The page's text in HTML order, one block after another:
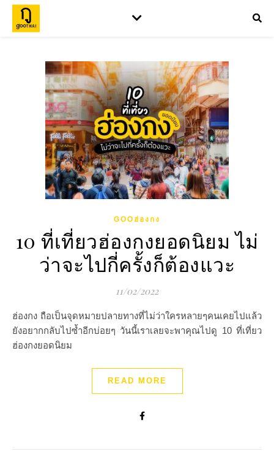
GOOฮ่องกง
10 ที่เที่ยวฮ่องกงยอดนิยม ไม่
ว่าจะไปกี่ครั้งก็ต้องแวะ
11/02/2022
ฮ่องกง ถือเป็นจุดหมายปลายทางที่ไม่ว่าใครหลายๆคนเคยไปแล้ว
ยังอยากกลับไปซ้ำอีกบ่อยๆ วันนี้เราเลยจะพาคุณไปดู 10 ที่เที่ยว
ฮ่องกงยอดนิยม
READ MORE